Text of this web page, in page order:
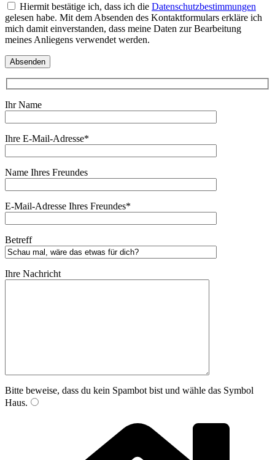
Hiermit bestätige ich, dass ich die Datenschutzbestimmungen
gelesen habe. Mit dem Absenden des Kontaktformulars erkläre ich
mich damit einverstanden, dass meine Daten zur Bearbeitung
meines Anliegens verwendet werden.
Ihr Name
Ihre E-Mail-Adresse*
Name Ihres Freundes
E-Mail-Adresse Ihres Freundes*
Betreff
Ihre Nachricht
Bitte beweise, dass du kein Spambot bist und wähle das Symbol
Haus.